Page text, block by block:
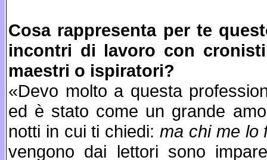
Cosa rappresenta per te
incontri di lavoro con
maestri o ispiratori?
«Devo molto a questa
ed è stato come un grande
notti in cui ti chiedi:ma chi me lo
vengono dai lettori sono